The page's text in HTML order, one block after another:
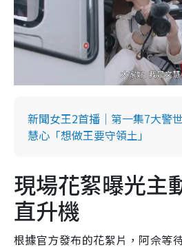
新聞女王2首播｜第一集7大警
慧心「想做王要守領土」
現場花絮曝光主
直升機
根據官方發布的花絮片，阿佘等